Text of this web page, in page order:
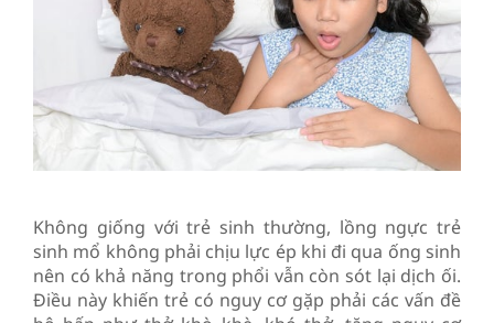
Không giống với trẻ sinh thường, lồng ngực trẻ
sinh mổ không phải chịu lực ép khi đi qua ống sinh
nên có khả năng trong phổi vẫn còn sót lại dịch ối.
Điều này khiến trẻ có nguy cơ gặp phải các vấn đề